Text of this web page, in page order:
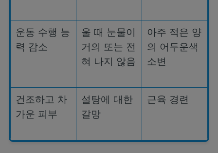
운동 수행 능
력 감소
울 때 눈물이
거의 또는 전
혀 나지 않음
아주 적은 양
의 어두운색
소변
건조하고 차
가운 피부
설탕에 대한
갈망
근육 경련